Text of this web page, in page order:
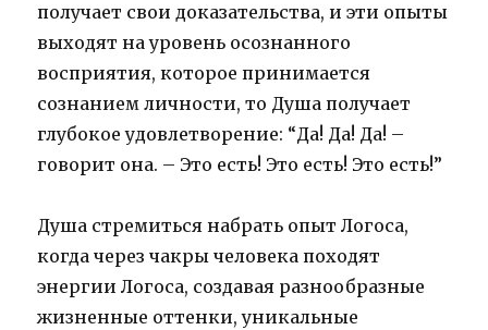
получает свои доказательства, и эти опыты
выходят на уровень осознанного
восприятия, которое принимается
сознанием личности, то Душа получает
глубокое удовлетворение: “Да! Да! Да! –
говорит она. – Это есть! Это есть! Это есть!”
Душа стремиться набрать опыт Логоса,
когда через чакры человека походят
энергии Логоса, создавая разнообразные
жизненные оттенки, уникальные